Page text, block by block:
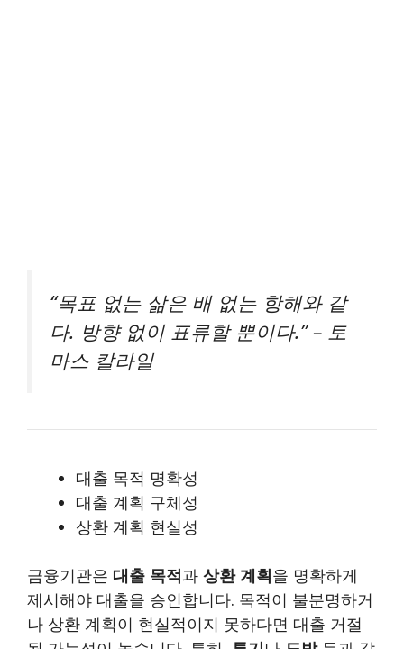
“목표 없는 삶은 배 없는 항해와 같
다. 방향 없이 표류할 뿐이다.” – 토
마스 칼라일
대출 목적 명확성
대출 계획 구체성
상환 계획 현실성
금융기관은 대출 목적과 상환 계획을 명확하게
제시해야 대출을 승인합니다. 목적이 불분명하거
나 상환 계획이 현실적이지 못하다면 대출 거절